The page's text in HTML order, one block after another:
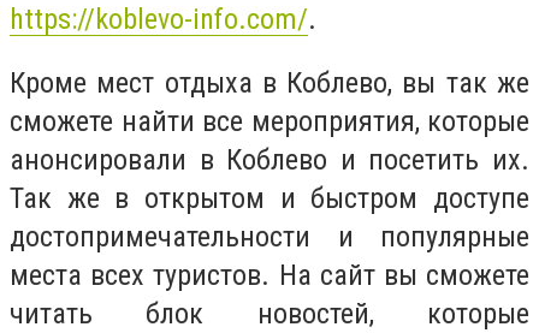
https://koblevo-info.com/.
Кроме мест отдыха в Коблево, вы так же
сможете найти все мероприятия, которые
анонсировали в Коблево и посетить их.
Так же в открытом и быстром доступе
достопримечательности и популярные
места всех туристов. На сайт вы сможете
читать блок новостей, которые